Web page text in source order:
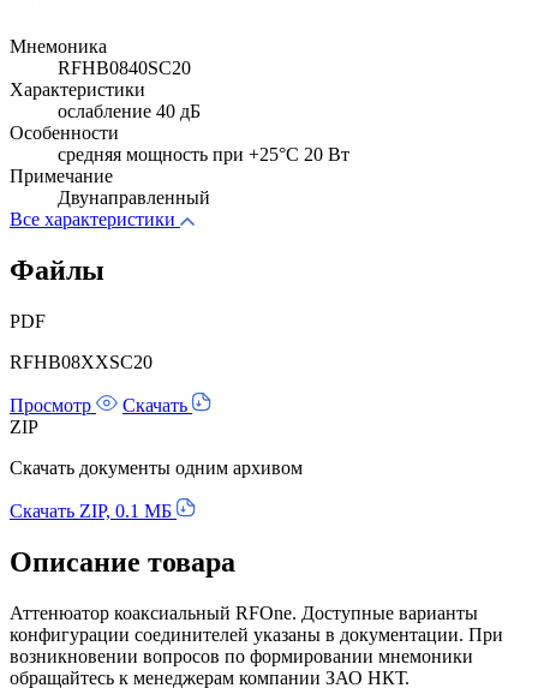
Мнемоника
RFHB0840SC20
Характеристики
ослабление 40 дБ
Особенности
cредняя мощность при +25°C 20 Вт
Примечание
Двунаправленный
Все характеристики
Файлы
PDF
RFHB08XXSC20
Просмотр
Скачать
ZIP
Скачать документы одним архивом
Скачать ZIP, 0.1 МБ
Описание товара
Аттенюатор коаксиальный RFOne. Доступные варианты
конфигурации соединителей указаны в документации. При
возникновении вопросов по формировании мнемоники
обращайтесь к менеджерам компании ЗАО НКТ.